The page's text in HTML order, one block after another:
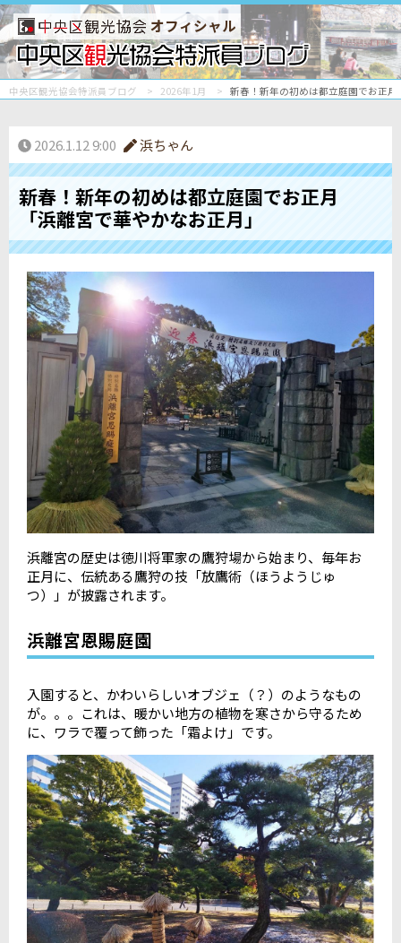
オフィシャル
中央区観光協会特派員ブログ 2026年1月 新春！新年の初めは都立庭園でお正
2026.1.12 9:00 浜ちゃん
新春！新年の初めは都立庭園でお正月
「浜離宮で華やかなお正月」
浜離宮の歴史は徳川将軍家の鷹狩場から始まり、毎年お
正月に、伝統ある鷹狩の技「放鷹術（ほうようじゅ
つ）」が披露されます。
浜離宮恩賜庭園
入園すると、かわいらしいオブジェ（？）のようなもの
が。。。これは、暖かい地方の植物を寒さから守るため
に、ワラで覆って飾った「霜よけ」です。